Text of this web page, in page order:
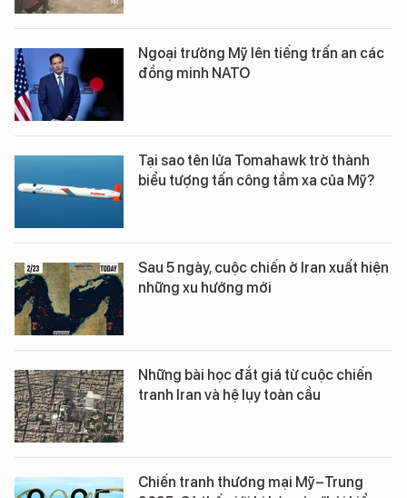
Ngoại trưởng Mỹ lên tiếng trấn an các
đồng minh NATO
Tại sao tên lửa Tomahawk trở thành
biểu tượng tấn công tầm xa của Mỹ?
Sau 5 ngày, cuộc chiến ở Iran xuất hiện
những xu hướng mới
Những bài học đắt giá từ cuộc chiến
tranh Iran và hệ lụy toàn cầu
Chiến tranh thương mại Mỹ–Trung